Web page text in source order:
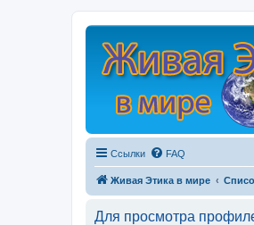
Ссылки FAQ
Живая Этика в мире
Для просмотра